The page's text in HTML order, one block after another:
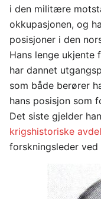
i den militære
okkupasjonen, og
posisjoner i den
Hans lenge ukjente
har dannet
som både berører
hans posisjon som
Det siste gjelder
krigshistoriske
forskningsleder ved